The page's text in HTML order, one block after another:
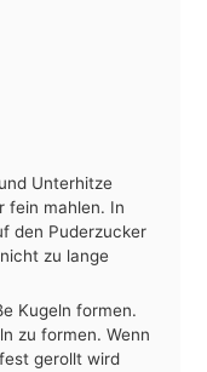
Unterhitze
fein mahlen. In
den Puderzucker
zu lange
Kugeln formen.
zu formen. Wenn
gerollt wird